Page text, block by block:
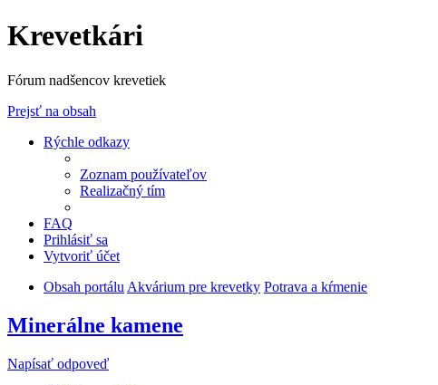
Krevetkári
Fórum nadšencov krevetiek
Prejsť na obsah
Rýchle odkazy
Zoznam používateľov
Realizačný tím
FAQ
Prihlásiť sa
Vytvoriť účet
Obsah portálu Akvárium pre krevetky Potrava a kŕmenie
Minerálne kamene
Napísať odpoveď